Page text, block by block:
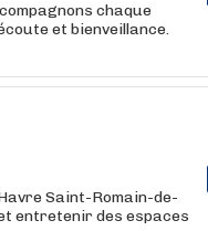
chaque
et bienveillance.
Saint-Romain-de-
entretenir des espaces